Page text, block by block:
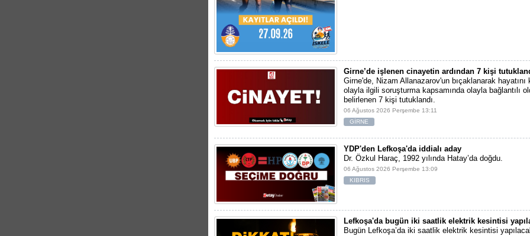
Girne’de işlenen cinayetin ardından 7 kişi
Girne'de, Nizam Allanazarov'un bıçaklanarak hayatını
olayla ilgili soruşturma kapsamında olayla bağlantılı
belirlenen 7 kişi tutuklandı.
06 Ağustos 2026 Perşembe 13:11
GİRNE
YDP'den Lefkoşa'da iddialı aday
Dr. Özkul Haraç, 1992 yılında Hatay’da doğdu.
06 Ağustos 2026 Perşembe 13:09
KIBRIS
Lefkoşa'da bugün iki saatlik elektrik kesintisi
Bugün Lefkoşa’da iki saatlik elektrik kesintisi